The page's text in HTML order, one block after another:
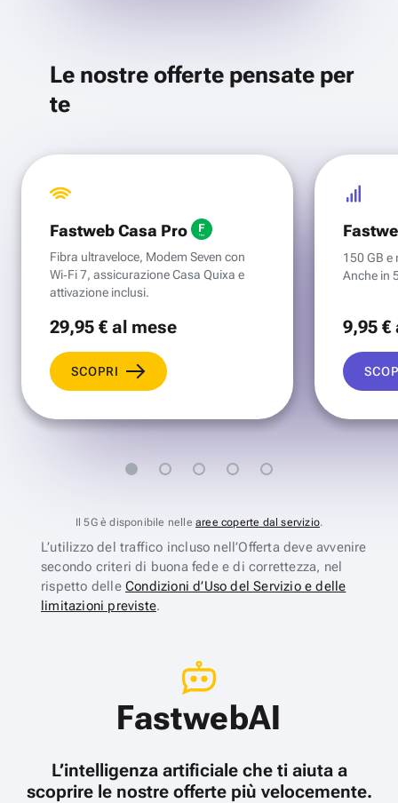
Le nostre offerte pensate per
te
Fastweb Casa Pro
Fibra ultraveloce, Modem Seven con
Wi‑Fi 7, assicurazione Casa Quixa e
attivazione inclusi.
29,95 €al mese
SCOPRI
150 GB e
Anche in
9,95 €
Il 5G è disponibile nelle aree coperte dal servizio.
L’utilizzo del traffico incluso nell’Offerta deve avvenire
secondo criteri di buona fede e di correttezza, nel
rispetto delle Condizioni d’Uso del Servizio e delle
limitazioni previste.
FastwebAI
L’intelligenza artificiale che ti aiuta a
scoprire le nostre offerte più velocemente.